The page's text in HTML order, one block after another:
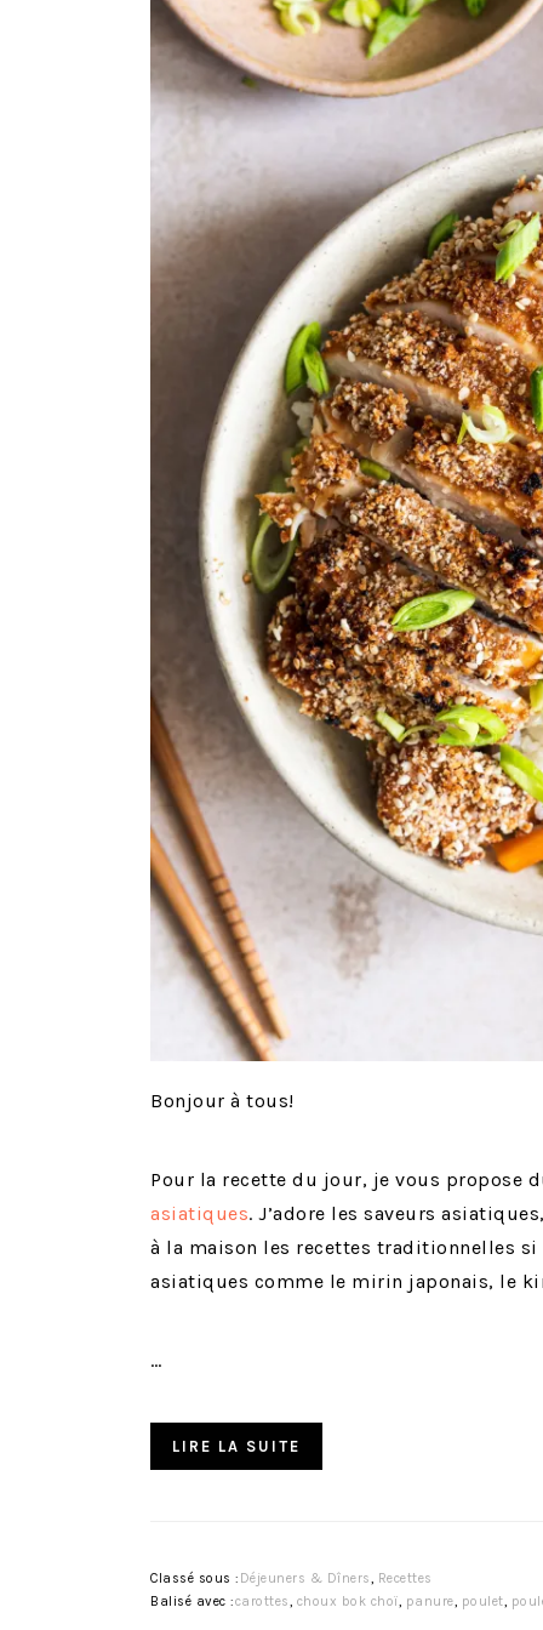
Bonjour à tous!
Pour la recette du jour, je vous propose
asiatiques. J’adore les saveurs
à la maison les recettes traditionnelles si
asiatiques comme le mirin japonais, le
…
LIRE LA SUITE
Classé sous : Déjeuners & Dîners, Recettes
Balisé avec :carottes, choux bok choï, panure, poulet,